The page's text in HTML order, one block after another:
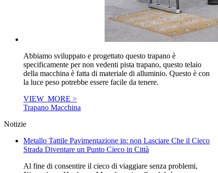
Abbiamo sviluppato e progettato questo trapano è
specificamente per non vedenti pista trapano, questo telaio
della macchina è fatta di materiale di alluminio. Questo è con
la luce peso potrebbe essere facile da tenere.
VIEW_MORE >
Trapano Macchina
Notizie
Metallo Tattile Pavimentazione in: non Lasciare Che il Cieco
Strada Diventare un Punto Cieco in Città
Al fine di consentire il cieco di viaggiare senza problemi,